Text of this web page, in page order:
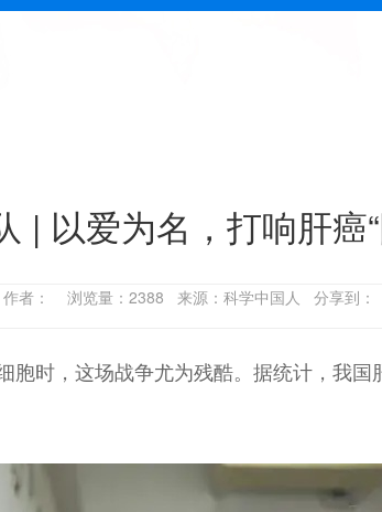
| 以爱为名，打响肝癌
者： 浏览量：2388 来源：科学中国人 分享到：
时，这场战争尤为残酷。据统计，我